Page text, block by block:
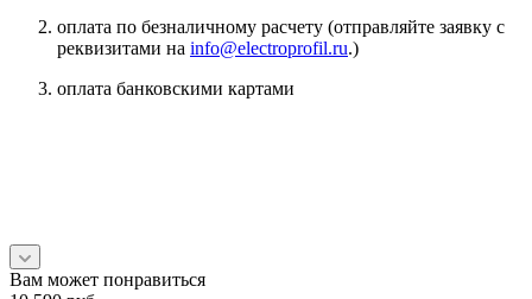
оплата по безналичному расчету (отправляйте заявку с
реквизитами на info@electroprofil.ru.)
оплата банковскими картами
Вам может понравиться